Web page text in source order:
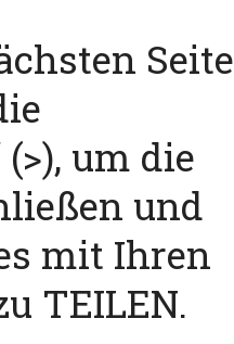
Seite
um die
und
mit Ihren
TEILEN.